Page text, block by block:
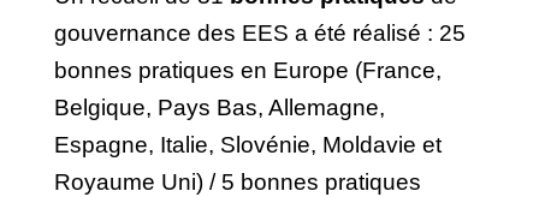
gouvernance des EES a été réalisé : 25
bonnes pratiques en Europe (France,
Belgique, Pays Bas, Allemagne,
Espagne, Italie, Slovénie, Moldavie et
Royaume Uni) / 5 bonnes pratiques